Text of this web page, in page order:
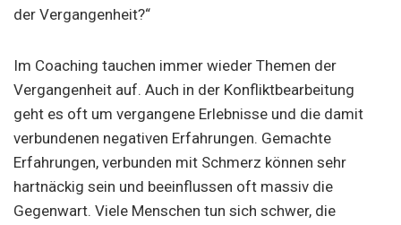
der Vergangenheit?“
Im Coaching tauchen immer wieder Themen der
Vergangenheit auf. Auch in der Konfliktbearbeitung
geht es oft um vergangene Erlebnisse und die damit
verbundenen negativen Erfahrungen. Gemachte
Erfahrungen, verbunden mit Schmerz können sehr
hartnäckig sein und beeinflussen oft massiv die
Gegenwart. Viele Menschen tun sich schwer, die